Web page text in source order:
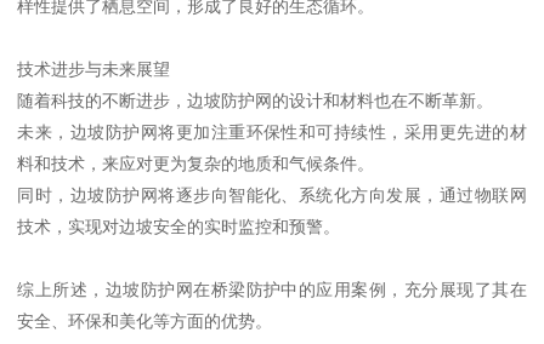
边坡防护网在桥梁防护中的应用，不仅能有效提升交通安全，还能
带来诸多社会效益和生态价值。
首先，边坡防护网的应用大大降低了因自然灾害引发的交通事故，
确保了人民生命财产的安全。
同时，避免了因滑坡而造成的交通堵塞，提升了交通运输的效率。
化，促进了生态平衡。
通过植被的生长，不仅提供了更好的空气质量，还为城市的生物多